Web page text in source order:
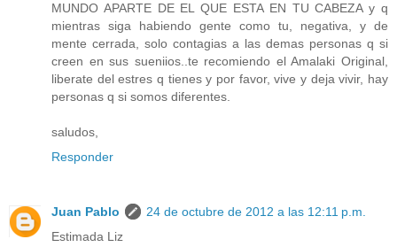
MUNDO APARTE DE EL QUE ESTA EN TU CABEZA y q
mientras siga habiendo gente como tu, negativa, y de
mente cerrada, solo contagias a las demas personas q si
creen en sus sueniios..te recomiendo el Amalaki Original,
liberate del estres q tienes y por favor, vive y deja vivir, hay
personas q si somos diferentes.
saludos,
Responder
Juan Pablo
24 de octubre de 2012 a las 12:11 p.m.
Estimada Liz